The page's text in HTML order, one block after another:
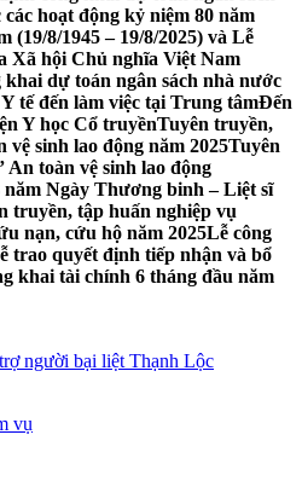
hoạt động kỷ niệm 80 năm
(19/8/1945 – 19/8/2025) và Lễ
Xã hội Chủ nghĩa Việt Nam
khai dự toán ngân sách nhà nước
tế đến làm việc tại Trung tâmĐến
Y học Cổ truyềnTuyên truyền,
sinh lao động năm 2025Tuyên
toàn vệ sinh lao động
năm Ngày Thương binh – Liệt sĩ
truyền, tập huấn nghiệp vụ
nạn, cứu hộ năm 2025Lễ công
trao quyết định tiếp nhận và bổ
khai tài chính 6 tháng đầu năm
bại liệt Thạnh Lộc trực thuộc Sở
tâm được thành lập từ năm
già số 3, sau đó đổi tên thành
già và tàn tật Thạnh Lộc; đến
vụ